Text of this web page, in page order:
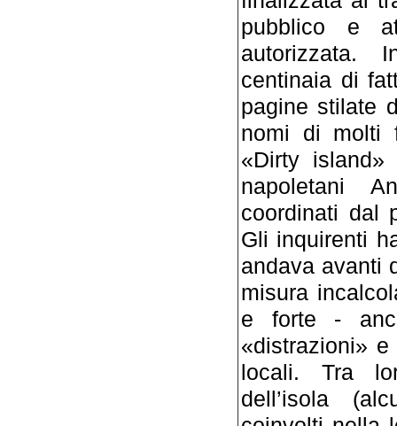
pubblico e
autorizzata.
centinaia di
pagine stilate
nomi di molti
«Dirty
napoletani
coordinati dal
Gli inquirenti
andava avanti
misura
e forte -
«distrazioni»
locali. Tra
dell’isola